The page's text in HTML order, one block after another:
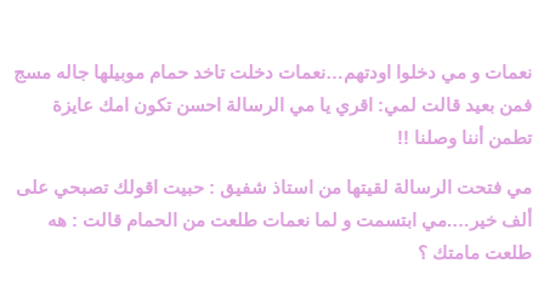
نعمات و مي دخلوا اودتهم…نعمات دخلت تاخد حمام موبيلها جاله مسج
فمن بعيد قالت لمي: اقري يا مي الرسالة احسن تكون امك عايزة
تطمن أننا وصلنا !!
مي فتحت الرسالة لقيتها من استاذ شفيق : حبيت اقولك تصبحي على
ألف خير….مي ابتسمت و لما نعمات طلعت من الحمام قالت : هه
طلعت مامتك ؟